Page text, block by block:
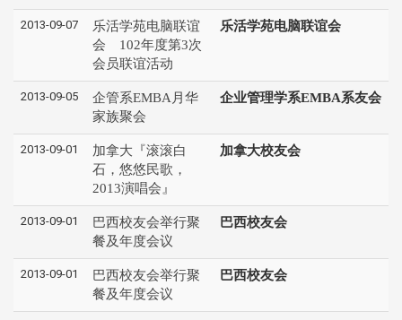
2013-09-07
乐活学苑电脑联谊
会 102年度第3次
会员联谊活动
乐活学苑电脑联谊会
2013-09-05
企管系EMBA月华
家族聚会
企业管理学系EMBA系友会
2013-09-01
加拿大『滚滚白
石，悠悠民歌，
2013演唱会』
加拿大校友会
2013-09-01
巴西校友会举行聚
餐及年度会议
巴西校友会
2013-09-01
巴西校友会举行聚
餐及年度会议
巴西校友会